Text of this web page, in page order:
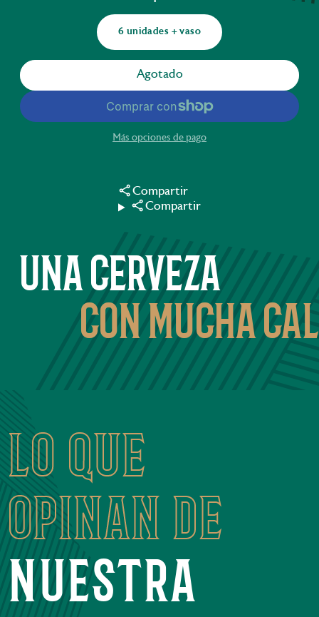
6 unidades + vaso
Agotado
Más opciones de pago
Compartir
Compartir
una cerveza
con mucha
lo que
opinan de
nuestra